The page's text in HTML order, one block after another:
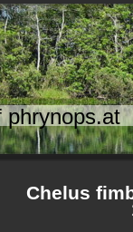
phrynops.at
Chelus